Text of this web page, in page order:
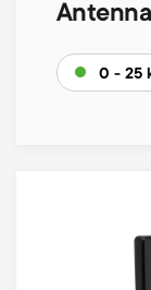
0 - 25